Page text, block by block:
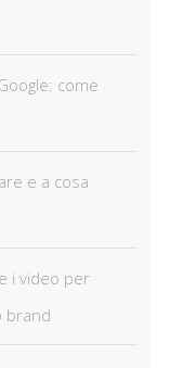
come
e a cosa
i video per
brand